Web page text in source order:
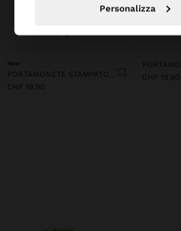
Personalizza
+
New
PORTAMONETE STAMPATO IN NYLON
CHF 19,90
CHF 19,90